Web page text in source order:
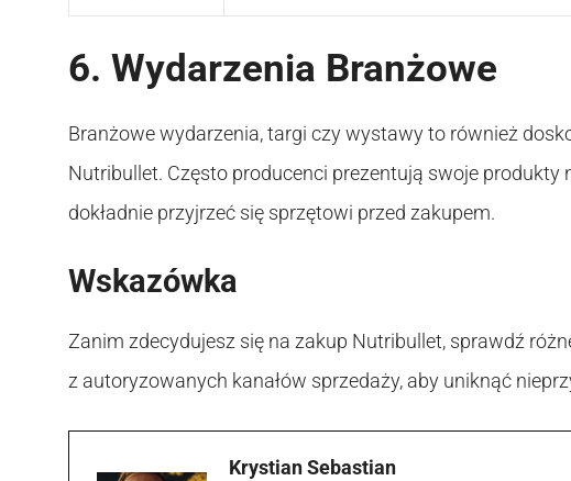
6. Wydarzenia Branżowe
Branżowe wydarzenia, targi czy wystawy to również
Nutribullet. Często producenci prezentują swoje produkty
dokładnie przyjrzeć się sprzętowi przed zakupem.
Wskazówka
Zanim zdecydujesz się na zakup Nutribullet, sprawdź
z autoryzowanych kanałów sprzedaży, aby uniknąć
Krystian Sebastian